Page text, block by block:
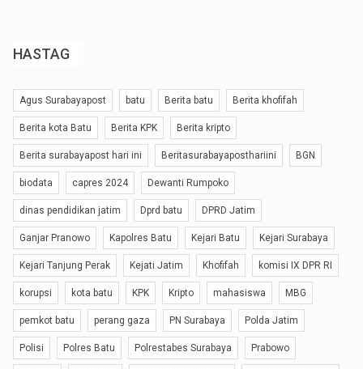
HASTAG
Agus Surabayapost batu Berita batu Berita khofifah
Berita kota Batu Berita KPK Berita kripto
Berita surabayapost hari ini Beritasurabayaposthariini BGN
biodata capres 2024 Dewanti Rumpoko
dinas pendidikan jatim Dprd batu DPRD Jatim
Ganjar Pranowo Kapolres Batu Kejari Batu Kejari Surabaya
Kejari Tanjung Perak Kejati Jatim Khofifah komisi IX DPR RI
korupsi kota batu KPK Kripto mahasiswa MBG
pemkot batu perang gaza PN Surabaya Polda Jatim
Polisi Polres Batu Polrestabes Surabaya Prabowo